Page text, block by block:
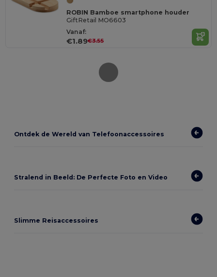
ROBIN Bamboe smartphone houder
GiftRetail MO6603
Vanaf:
€1.89€3.55
Ontdek de Wereld van Telefoonaccessoires
Stralend in Beeld: De Perfecte Foto en Video
Slimme Reisaccessoires